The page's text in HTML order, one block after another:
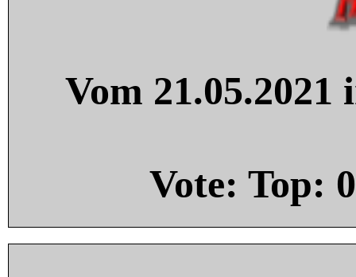
Vom
Vote: Top: 0